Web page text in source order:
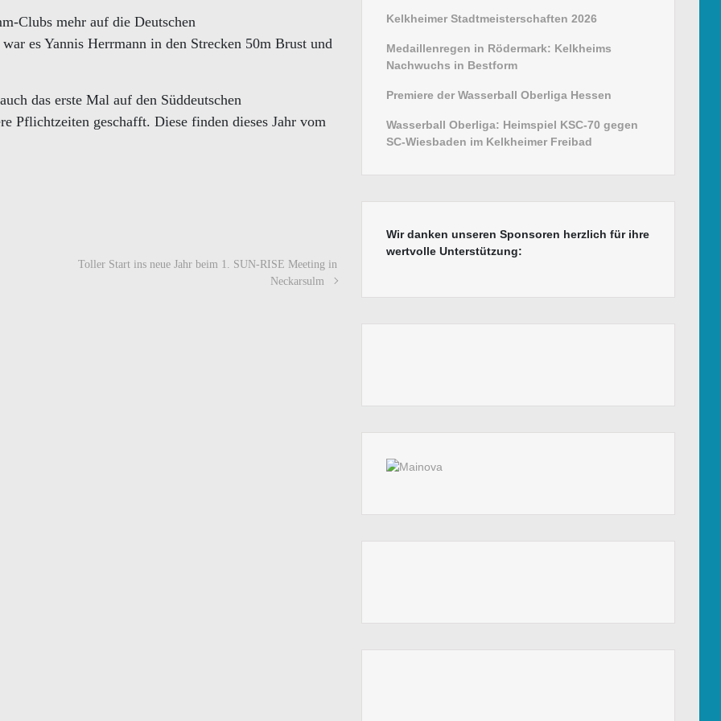
Clubs mehr auf die Deutschen
es Yannis Herrmann in den Strecken 50m Brust und
das erste Mal auf den Süddeutschen
Pflichtzeiten geschafft. Diese finden dieses Jahr vom
Toller Start ins neue Jahr beim 1. SUN-RISE Meeting in
Neckarsulm
Kelkheimer Stadtmeisterschaften 2026
Medaillenregen in Rödermark: Kelkheims
Nachwuchs in Bestform
Premiere der Wasserball Oberliga Hessen
Wasserball Oberliga: Heimspiel KSC-70 gegen
SC-Wiesbaden im Kelkheimer Freibad
Wir danken unseren Sponsoren herzlich für ihre
wertvolle Unterstützung: